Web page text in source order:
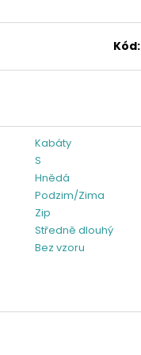
Kód:
Kabáty
S
Hnědá
Podzim/Zima
Zip
Středně dlouhý
Bez vzoru